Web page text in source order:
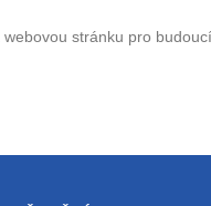
stránku pro